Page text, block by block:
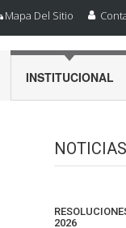
Mapa Del Sitio
INSTITUCIONAL
2026